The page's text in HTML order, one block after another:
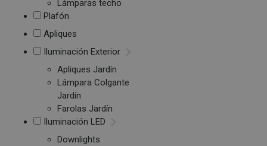
Lámparas techo
Plafón
Apliques
Iluminación Exterior
Apliques Jardín
Lámpara Colgante
Jardín
Farolas Jardín
Iluminación LED
Downlights